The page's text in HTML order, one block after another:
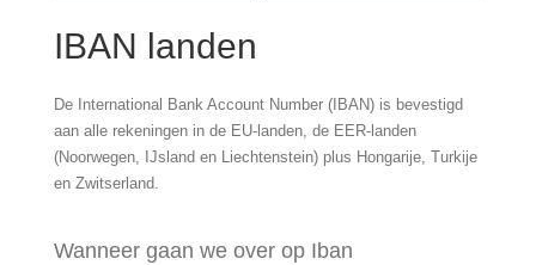
IBAN landen
De International Bank Account Number (IBAN) is bevestigd
aan alle rekeningen in de EU-landen, de EER-landen
(Noorwegen, IJsland en Liechtenstein) plus Hongarije, Turkije
en Zwitserland.
Wanneer gaan we over op Iban